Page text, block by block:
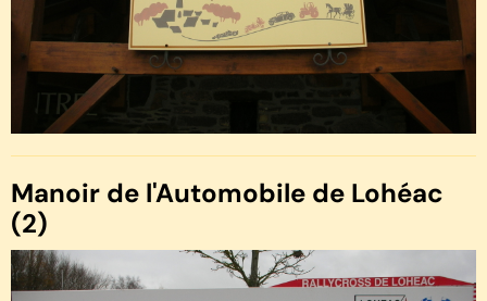
Manoir de l'Automobile de Lohéac
(2)